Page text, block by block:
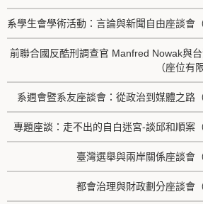
系學生會學術活動：言論與新聞自由座談會
前聯合國反酷刑調查官 Manfred Nowak與
（座位有
系週會暨系友座談會：從政治到媒體之路
專題座談：走不出的自白迷宮-談邱和順案
臺灣選舉與兩岸關係座談會
都會治理與財政劃分座談會